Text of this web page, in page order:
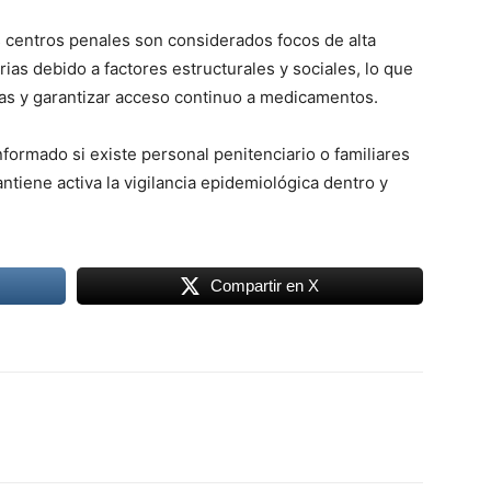
penales son considerados focos de alta
debido a factores estructurales y sociales, lo que
y garantizar acceso continuo a medicamentos.
si existe personal penitenciario o familiares
activa la vigilancia epidemiológica dentro y
Compartir en X